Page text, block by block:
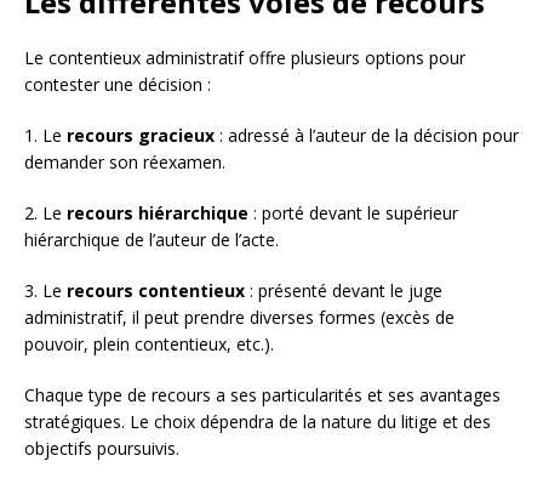
Le contentieux administratif offre plusieurs options pour
contester une décision :
1. Le recours gracieux : adressé à l’auteur de la décision pour
demander son réexamen.
2. Le recours hiérarchique : porté devant le supérieur
hiérarchique de l’auteur de l’acte.
3. Le recours contentieux : présenté devant le juge
administratif, il peut prendre diverses formes (excès de
pouvoir, plein contentieux, etc.).
Chaque type de recours a ses particularités et ses avantages
stratégiques. Le choix dépendra de la nature du litige et des
objectifs poursuivis.